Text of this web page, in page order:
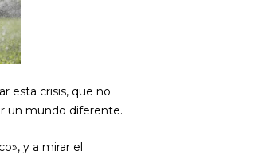
esta crisis, que no
un mundo diferente.
y a mirar el